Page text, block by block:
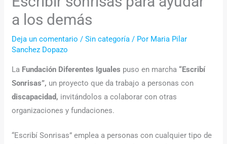
a los demás
Deja un comentario /Sin categoría / Por Maria Pilar
Sanchez Dopazo
La Fundación Diferentes Iguales puso en marcha“Escribí
Sonrisas”, un proyecto que da trabajo a personas con
discapacidad, invitándolos a colaborar con otras
organizaciones y fundaciones.
“Escribí Sonrisas” emplea a personas con cualquier tipo de